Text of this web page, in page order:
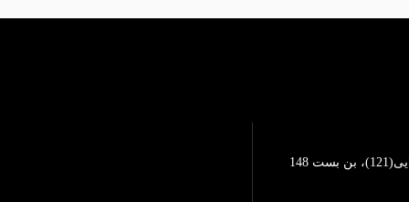
تهرانپارس، خیابان محمد رضایی(121)، بن بست 148